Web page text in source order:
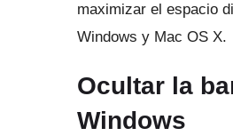
maximizar el espacio
Windows y Mac OS X.
Ocultar la
Windows